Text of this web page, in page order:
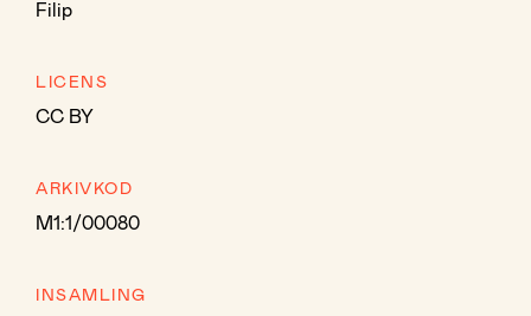
Filip
LICENS
CC BY
ARKIVKOD
M1:1/00080
INSAMLING